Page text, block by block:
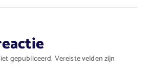
gepubliceerd. Vereiste velden zijn